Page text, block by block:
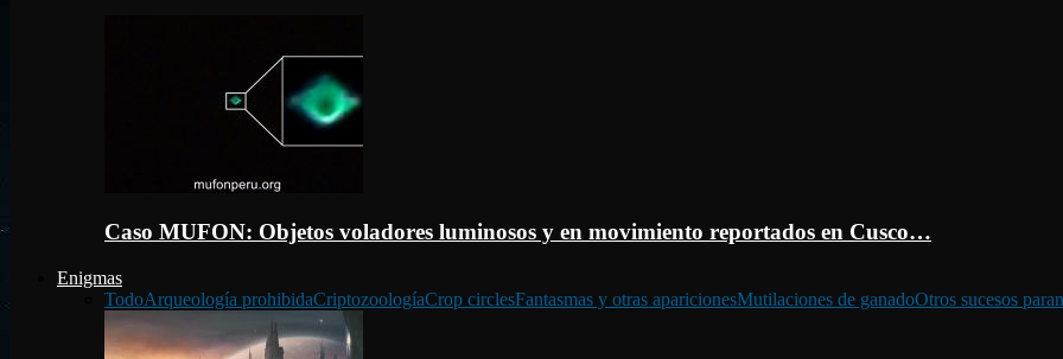
Caso MUFON: Objetos voladores luminosos y en movimiento reportados en Cusco…
Enigmas
TodoArqueología prohibidaCriptozoologíaCrop circlesFantasmas y otras aparicionesMutilaciones de ganadoOtros sucesos